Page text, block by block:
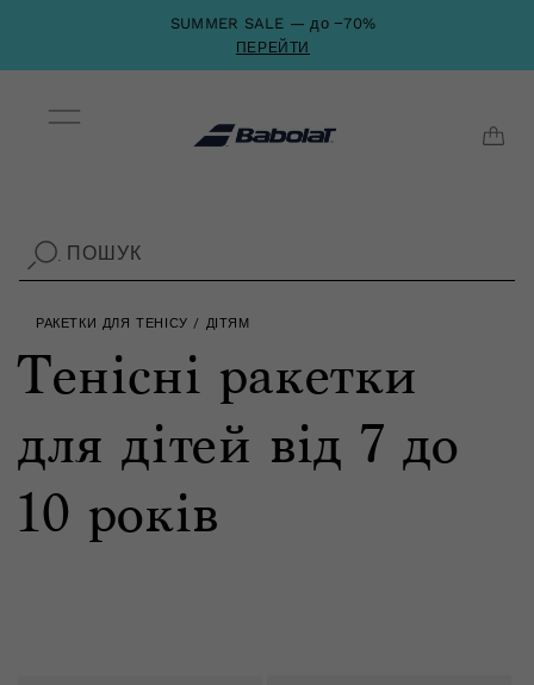
SUMMER SALE — до −70%
ПЕРЕЙТИ
. ПОШУК
РАКЕТКИ ДЛЯ ТЕНІСУ / ДІТЯМ
К
о
л
Тенісні ракетки
для дітей від 7 до
10 років